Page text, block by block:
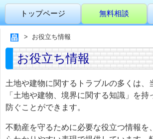
トップページ 無料相談
お役立ち情報
お役立ち情報
土地や建物に関するトラブルの多くは、
「土地や建物、境界に関する知識」を持
防ぐことができます。
不動産を守るために必要な役立つ情報を